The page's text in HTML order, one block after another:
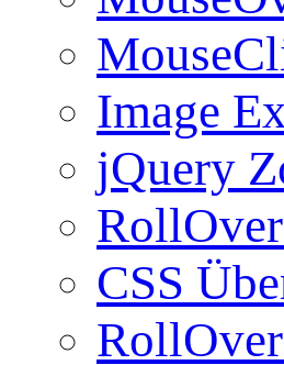
Image
jQuery
CSS